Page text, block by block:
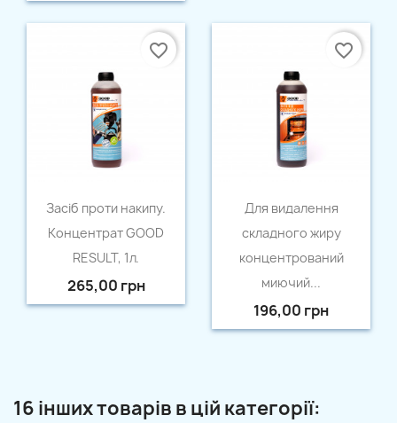
Швидкий перегляд
Засіб проти накипу.
Концентрат GOOD
RESULT, 1л.
265,00 грн
favorite_border
Швидкий перегляд
Для видалення
складного жиру
концентрований
миючий...
196,00 грн
favorite_border
16 інших товарів в цій категорії: